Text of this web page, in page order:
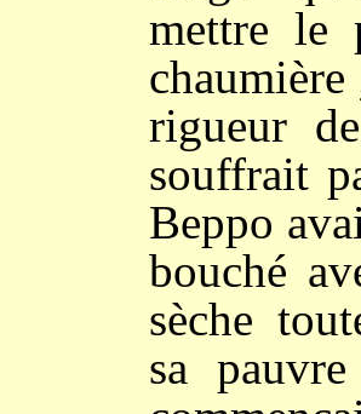
mettre le
rigueur
souffrait
Beppo
bouché
sèche
sa